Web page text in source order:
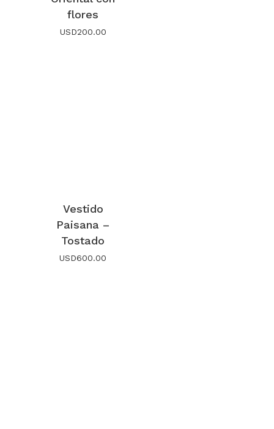
flores
USD200.00
Vestido
Paisana –
Tostado
USD600.00